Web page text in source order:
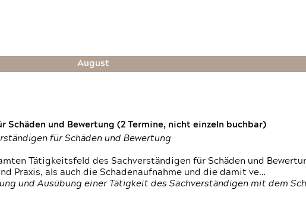
August
und Bewertung (2 Termine, nicht einzeln buchbar)
für Schäden und Bewertung
Tätigkeitsfeld des Sachverständigen für Schäden und
Praxis, als auch die Schadenaufnahme und die damit ve…
und Ausübung einer Tätigkeit des Sachverständigen mit dem